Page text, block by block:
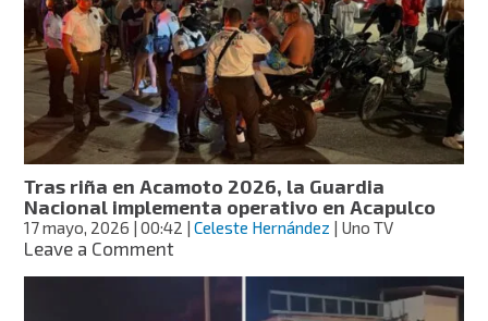
el
Acamoto
2026,
con
8
motociclistas
detenidos
Tras riña en Acamoto 2026, la Guardia
Nacional implementa operativo en Acapulco
17 mayo, 2026 | 00:42 |Celeste Hernández | Uno TV
Leave a Commenton